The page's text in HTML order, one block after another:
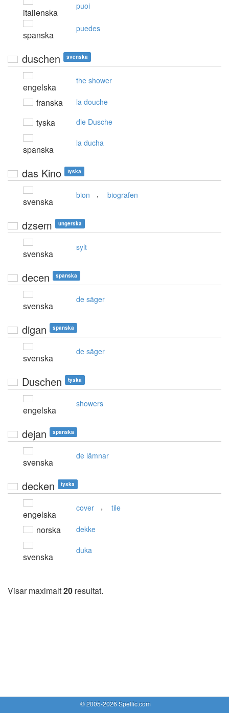
italienska
puoi
spanska
puedes
duschen svenska
engelska
the shower
franska la douche
tyska die Dusche
spanska
la ducha
das Kino tyska
svenska
bion , biografen
dzsem ungerska
svenska
sylt
decen spanska
svenska
de säger
digan spanska
svenska
de säger
Duschen tyska
engelska
showers
dejan spanska
svenska
de lämnar
decken tyska
engelska
cover , tile
norska dekke
svenska
duka
Visar maximalt20 resultat.
© 2005-2026 Spellic.com